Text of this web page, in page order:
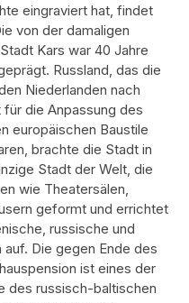
eingraviert hat, findet
von der damaligen
Kars war 40 Jahre
Russland, das die
Niederlanden nach
die Anpassung des
europäischen Baustile
brachte die Stadt in
Stadt der Welt, die
wie Theatersälen,
geformt und errichtet
russische und
Die gegen Ende des
ist eines der
des russisch-baltischen